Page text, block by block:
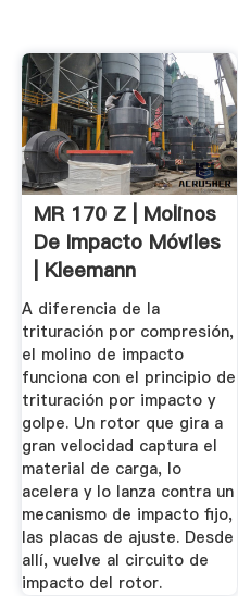
MR 170 Z | Molinos
De Impacto Móviles
| Kleemann
A diferencia de la
trituración por compresión,
el molino de impacto
funciona con el principio de
trituración por impacto y
golpe. Un rotor que gira a
gran velocidad captura el
material de carga, lo
acelera y lo lanza contra un
mecanismo de impacto fijo,
las placas de ajuste. Desde
allí, vuelve al circuito de
impacto del rotor.